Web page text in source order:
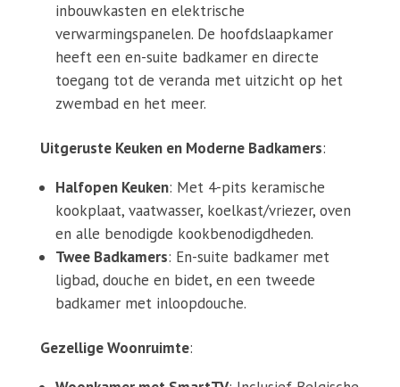
inbouwkasten en elektrische
verwarmingspanelen. De hoofdslaapkamer
heeft een en-suite badkamer en directe
toegang tot de veranda met uitzicht op het
zwembad en het meer.
Uitgeruste Keuken en Moderne Badkamers:
Halfopen Keuken: Met 4-pits keramische
kookplaat, vaatwasser, koelkast/vriezer, oven
en alle benodigde kookbenodigdheden.
Twee Badkamers: En-suite badkamer met
ligbad, douche en bidet, en een tweede
badkamer met inloopdouche.
Gezellige Woonruimte: